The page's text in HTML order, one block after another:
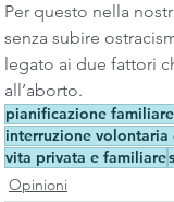
Per questo nella
senza subire
legato ai due fattori
all’aborto.
pianificazione familiare
interruzione volontaria
vita privata e familiare
Opinioni